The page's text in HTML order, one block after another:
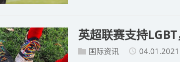
英超联赛支持
国际资讯 04.01.2021